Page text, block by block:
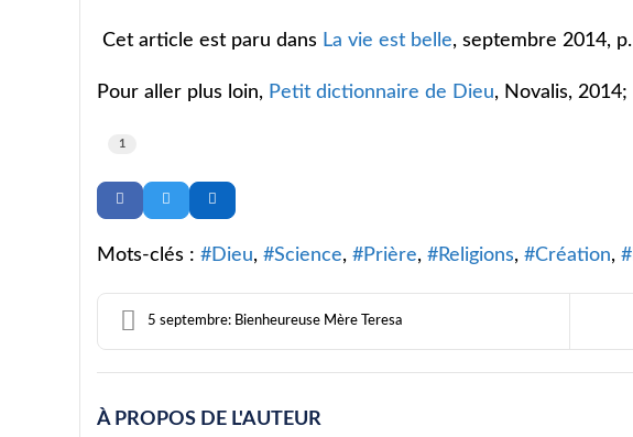
Cet article est paru dans La vie est belle, septembre 2014,
Pour aller plus loin, Petit dictionnaire de Dieu, Novalis, 2014;
1
Mots-clés : Dieu Science Prière Religions Création
5 septembre: Bienheureuse Mère Teresa
À PROPOS DE L'AUTEUR